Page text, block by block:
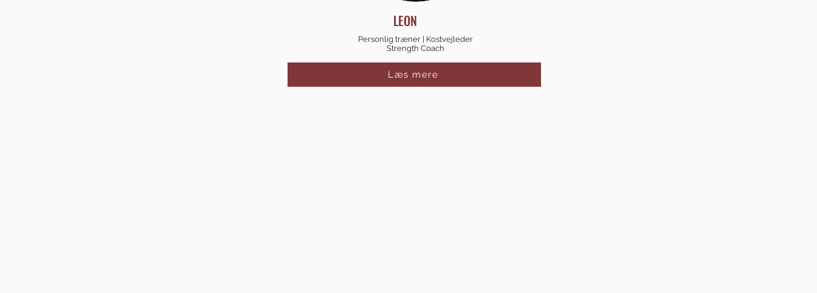
LEON
Personlig træner | Kostvejleder
Strength Coach
Læs mere